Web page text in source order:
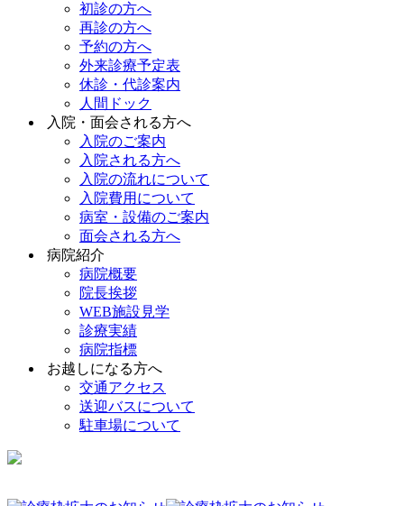
初診の方へ
再診の方へ
予約の方へ
外来診療予定表
休診・代診案内
人間ドック
入院・面会される方へ
入院のご案内
入院される方へ
入院の流れについて
入院費用について
病室・設備のご案内
面会される方へ
病院紹介
病院概要
院長挨拶
WEB施設見学
診療実績
病院指標
お越しになる方へ
交通アクセス
送迎バスについて
駐車場について